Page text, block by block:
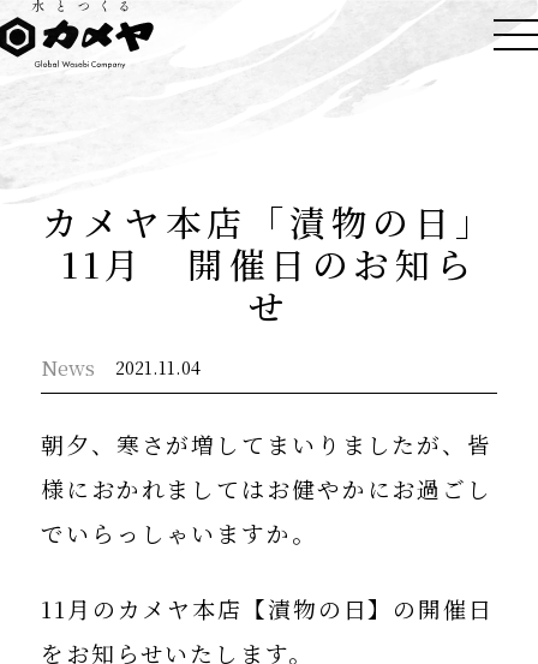
カメヤ本店「漬物の日」
11月 開催日のお知ら
せ
News 2021.11.04
朝夕、寒さが増してまいりましたが、皆
様におかれましてはお健やかにお過ごし
でいらっしゃいますか。
11月のカメヤ本店【漬物の日】の開催日
をお知らせいたします。